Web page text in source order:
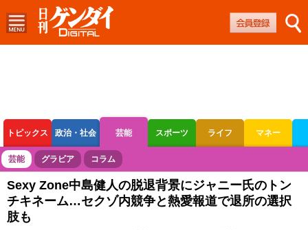
トピックス 政治・社会 芸能 スポーツ ライフ マネー
ボートレース 競輪 オートレース
芸能 グラビア コラム
Sexy Zone中島健人の脱退背景にジャニー氏のトン
チキネーム…セクゾ内競争と熱愛報道で退所の選択
肢も